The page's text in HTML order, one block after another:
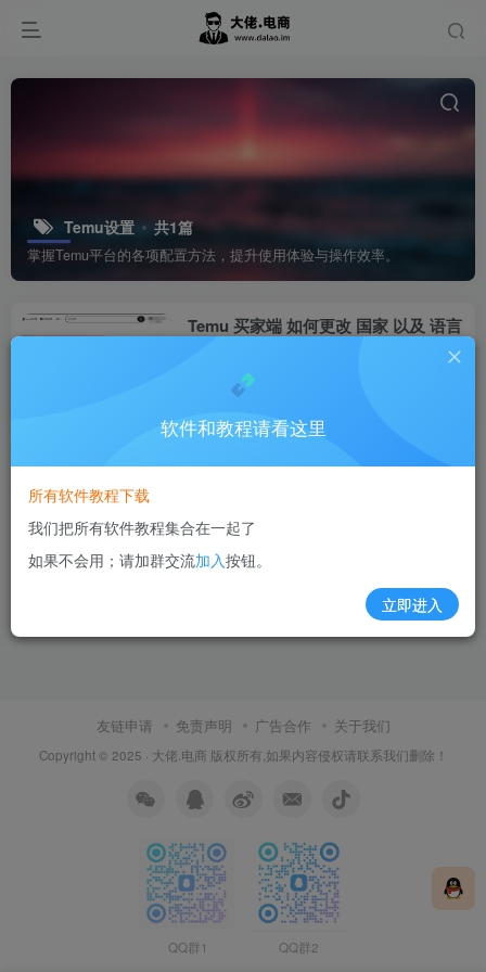
Temu设置 共1篇
掌握Temu平台的各项配置方法，提升使用体验与操作效率。
Temu 买家端 如何更改 国家 以及 语言
友链申请 免责声明 广告合作 关于我们
Copyright © 2025 · 大佬.电商 版权所有,如果内容侵权请联系我们删除！
QQ群1 QQ群2
软件和教程请看这里
所有软件教程下载
我们把所有软件教程集合在一起了
如果不会用；请加群交流加入按钮。
立即进入